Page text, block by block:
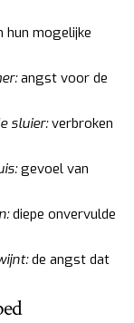
hun mogelijke
angst voor de
sluier:verbroken
gevoel van
diepe onvervulde
de angst dat